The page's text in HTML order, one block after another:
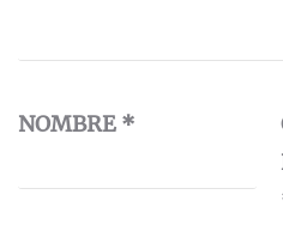
NOMBRE *